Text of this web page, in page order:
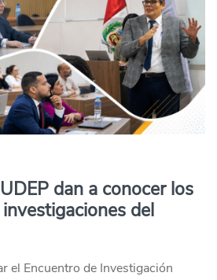
dan a conocer los
del
el Encuentro de Investigación